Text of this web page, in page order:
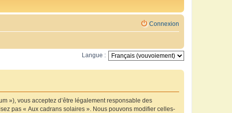
Connexion
Langue :
»), vous acceptez d’être légalement responsable des
pas « Aux cadrans solaires ». Nous pouvons modifier celles-